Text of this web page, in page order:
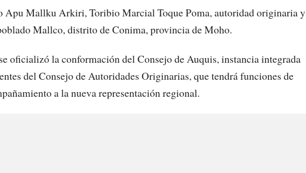
Apu Mallku Arkiri, Toribio Marcial Toque Poma, autoridad originaria y
Mallco, distrito de Conima, provincia de Moho.
oficializó la conformación del Consejo de Auquis, instancia integrada
del Consejo de Autoridades Originarias, que tendrá funciones de
a la nueva representación regional.